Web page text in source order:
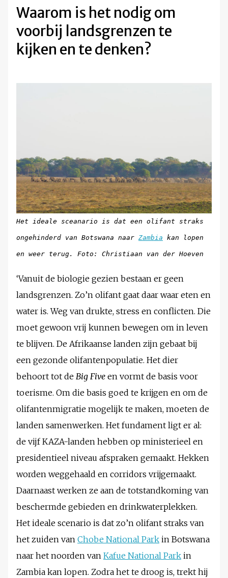
Waarom is het nodig om
voorbij landsgrenzen te
kijken en te denken?
Het ideale sceanario is dat een olifant straks
ongehinderd van Botswana naar Zambia kan lopen
en weer terug. Foto: Christiaan van der Hoeven
‘Vanuit de biologie gezien bestaan er geen
landsgrenzen. Zo’n olifant gaat daar waar eten en
water is. Weg van drukte, stress en conflicten. Die
moet gewoon vrij kunnen bewegen om in leven
te blijven. De Afrikaanse landen zijn gebaat bij
een gezonde olifantenpopulatie. Het dier
behoort tot de Big Five en vormt de basis voor
toerisme. Om die basis goed te krijgen en om de
olifantenmigratie mogelijk te maken, moeten de
landen samenwerken. Het fundament ligt er al:
de vijf KAZA-landen hebben op ministerieel en
presidentieel niveau afspraken gemaakt. Hekken
worden weggehaald en corridors vrijgemaakt.
Daarnaast werken ze aan de totstandkoming van
beschermde gebieden en drinkwaterplekken.
Het ideale scenario is dat zo’n olifant straks van
het zuiden van Chobe National Park in Botswana
naar het noorden van Kafue National Park in
Zambia kan lopen. Zodra het te droog is, trekt hij